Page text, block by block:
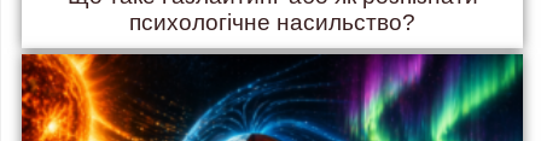
психологічне насильство?